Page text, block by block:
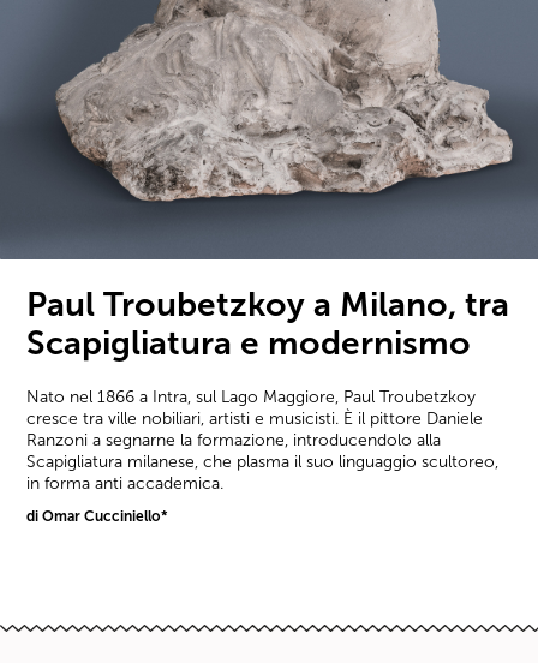
Paul Troubetzkoy a Milano, tra
Scapigliatura e modernismo
Nato nel 1866 a Intra, sul Lago Maggiore, Paul Troubetzkoy
cresce tra ville nobiliari, artisti e musicisti. È il pittore Daniele
Ranzoni a segnarne la formazione, introducendolo alla
Scapigliatura milanese, che plasma il suo linguaggio scultoreo,
in forma anti accademica.
di Omar Cucciniello*